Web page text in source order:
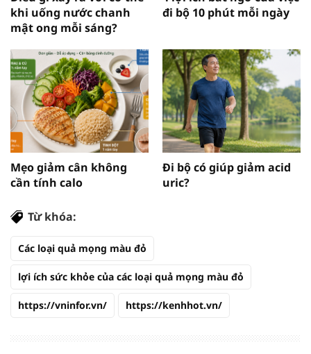
khi uống nước chanh
mật ong mỗi sáng?
đi bộ 10 phút mỗi ngày
Mẹo giảm cân không
cần tính calo
Đi bộ có giúp giảm acid
uric?
Từ khóa:
Các loại quả mọng màu đỏ
lợi ích sức khỏe của các loại quả mọng màu đỏ
https://vninfor.vn/ https://kenhhot.vn/